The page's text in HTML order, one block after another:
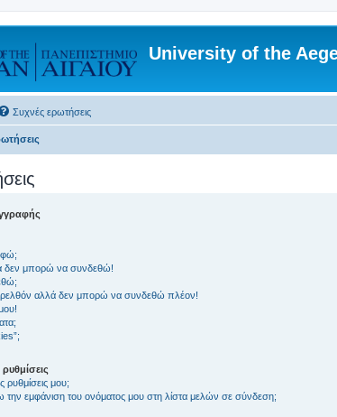
University of the
Συχνές ερωτήσεις
δεν μπορώ να συνδεθώ!
αλλά δεν μπορώ να συνδεθώ πλέον!
μου;
εμφάνιση του ονόματος μου στη λίστα μελών σε σύνδεση;